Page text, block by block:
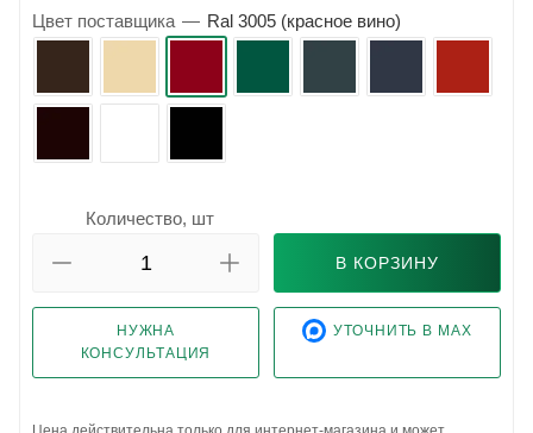
Цвет поставщика — Ral 3005 (красное вино)
Количество, шт
В КОРЗИНУ
НУЖНА
КОНСУЛЬТАЦИЯ
УТОЧНИТЬ В MAX